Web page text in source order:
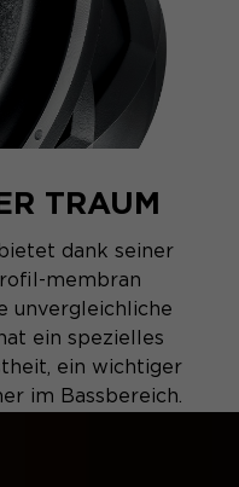
TRAUM
dank seiner
membran
unvergleichliche
ein spezielles
ein wichtiger
im Bassbereich.